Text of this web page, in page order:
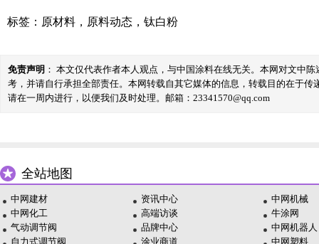
标签： 原材料 ， 原料动态 ， 钛白粉
免责声明 ： 本文仅代表作者本人观点，与中国涂料在线无关。本网对文中
考，并请自行承担全部责任。本网转载自其它媒体的信息，转载目的在于
请在一周内进行，以便我们及时处理。邮箱：23341570@qq.com
全站地图
中网建材
中网化工
气动调节阀
自力式调节阀
资讯中心
高端访谈
品牌中心
涂业商道
中网机械
牛涂网
中网机器人
中网塑料